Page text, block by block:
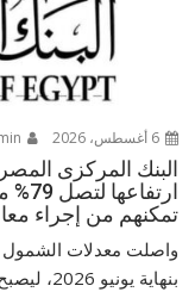
6 أغسطس، 2026
البنك المركزى
تمكنهم من إجراء
بنهاية يونيو 2026، ليصبح عدد المواطنين...